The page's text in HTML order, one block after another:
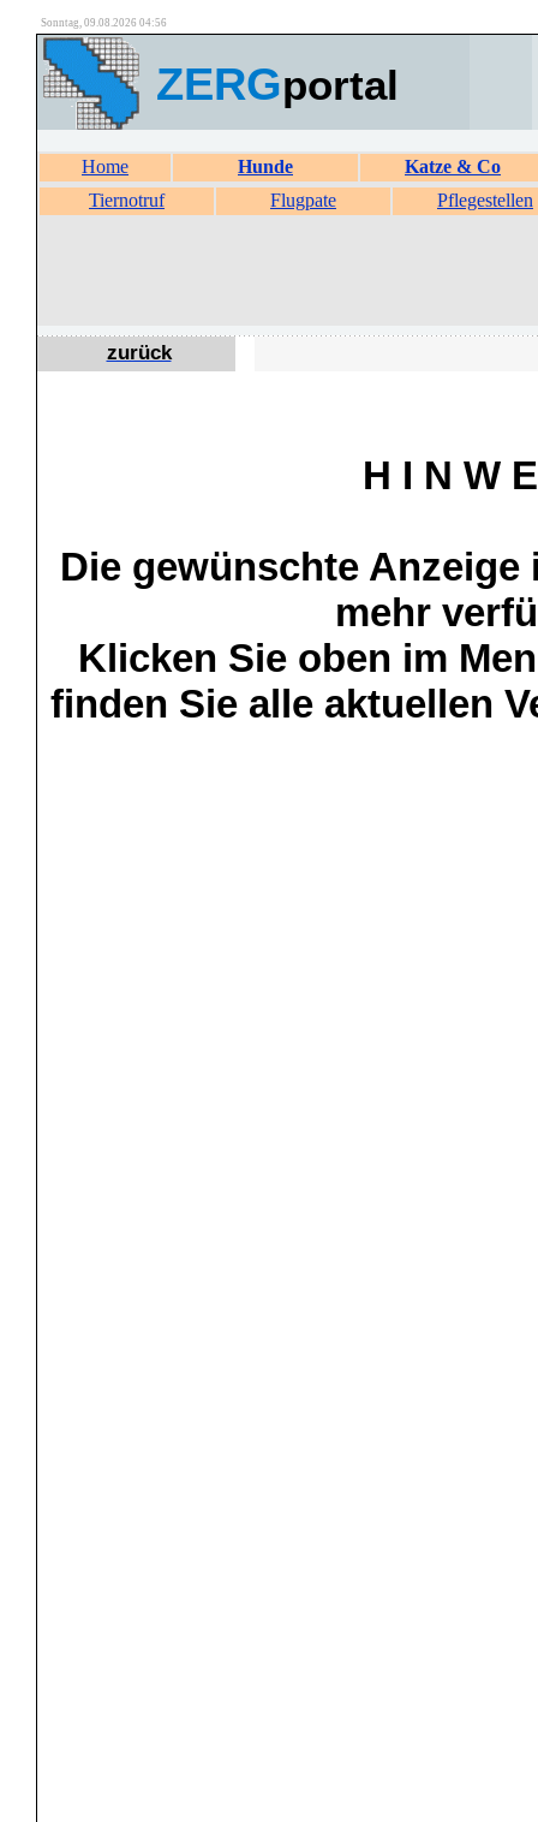
Sonntag, 09.08.2026 04:56
ZERGportal
Home Hunde
Katze & Co
Tiernotruf
Flugpate Pflegestellen
zurück
H I N W
Die gewünschte
mehr
Klicken Sie oben im
finden Sie alle aktuellen